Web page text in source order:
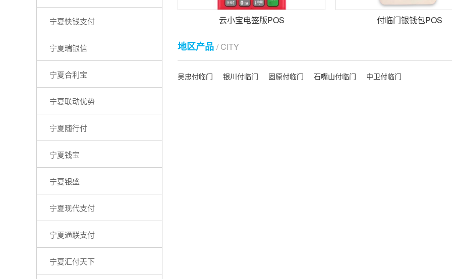
宁夏快钱支付
宁夏瑞银信
宁夏合利宝
宁夏联动优势
宁夏随行付
宁夏钱宝
宁夏银盛
宁夏现代支付
宁夏通联支付
宁夏汇付天下
云小宝电签版POS 付临门银钱包POS
地区产品 / CITY
吴忠付临门 银川付临门 固原付临门 石嘴山付临门 中卫付临门